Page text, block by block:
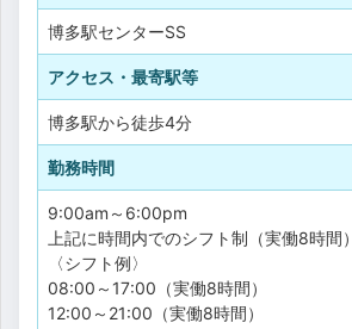
博多駅センターSS
アクセス・最寄駅等
博多駅から徒歩4分
勤務時間
9:00am～6:00pm
上記に時間内でのシフト制（実働8時間）
〈シフト例〉
08:00～17:00（実働8時間）
12:00～21:00（実働8時間）